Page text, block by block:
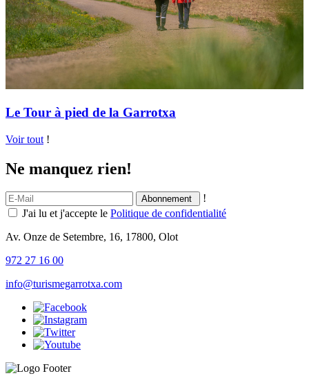
Le Tour à pied de la Garrotxa
Voir tout !
Ne manquez rien!
!
J'ai lu et j'accepte le Politique de confidentialité
Av. Onze de Setembre, 16, 17800, Olot
972 27 16 00
info@turismegarrotxa.com